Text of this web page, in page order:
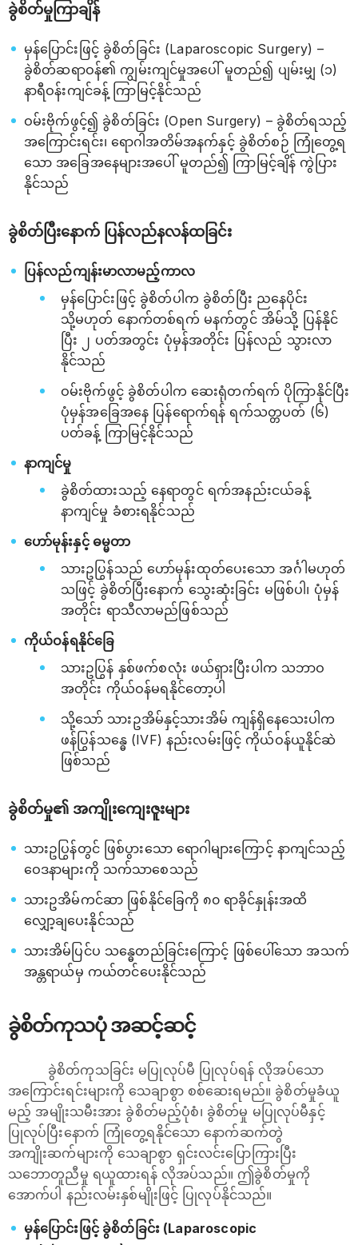
ခွဲစိတ်မှုကြာချိန်
မှန်ပြောင်းဖြင့် ခွဲစိတ်ခြင်း (Laparoscopic Surgery) –
ခွဲစိတ်ဆရာဝန်၏ ကျွမ်းကျင်မှုအပေါ် မူတည်၍ ပျမ်းမျှ (၁)
နာရီဝန်းကျင်ခန့် ကြာမြင့်နိုင်သည်
ဝမ်းဗိုက်ဖွင့်၍ ခွဲစိတ်ခြင်း (Open Surgery) – ခွဲစိတ်ရသည့်
အကြောင်းရင်း၊ ရောဂါအတိမ်အနက်နှင့် ခွဲစိတ်စဉ် ကြုံတွေ့ရ
သော အခြေအနေများအပေါ် မူတည်၍ ကြာမြင့်ချိန် ကွဲပြား
နိုင်သည်
ခွဲစိတ်ပြီးနောက် ပြန်လည်နလန်ထခြင်း
ပြန်လည်ကျန်းမာလာမည့်ကာလ
မှန်ပြောင်းဖြင့် ခွဲစိတ်ပါက ခွဲစိတ်ပြီး ညနေပိုင်း
သို့မဟုတ် နောက်တစ်ရက် မနက်တွင် အိမ်သို့ ပြန်နိုင်
ပြီး ၂ ပတ်အတွင်း ပုံမှန်အတိုင်း ပြန်လည် သွားလာ
နိုင်သည်
ဝမ်းဗိုက်ဖွင့် ခွဲစိတ်ပါက ဆေးရုံတက်ရက် ပိုကြာနိုင်ပြီး
ပုံမှန်အခြေအနေ ပြန်ရောက်ရန် ရက်သတ္တပတ် (၆)
ပတ်ခန့် ကြာမြင့်နိုင်သည်
နာကျင်မှု
ခွဲစိတ်ထားသည့် နေရာတွင် ရက်အနည်းငယ်ခန့်
နာကျင်မှု ခံစားရနိုင်သည်
ဟော်မုန်းနှင့် ဓမ္မတာ
သားဥပြွန်သည် ဟော်မုန်းထုတ်ပေးသော အင်္ဂါမဟုတ်
သဖြင့် ခွဲစိတ်ပြီးနောက် သွေးဆုံးခြင်း မဖြစ်ပါ၊ ပုံမှန်
အတိုင်း ရာသီလာမည်ဖြစ်သည်
ကိုယ်ဝန်ရနိုင်ခြေ
သားဥပြွန် နှစ်ဖက်စလုံး ဖယ်ရှားပြီးပါက သဘာဝ
အတိုင်း ကိုယ်ဝန်မရနိုင်တော့ပါ
သို့သော် သားဥအိမ်နှင့်သားအိမ် ကျန်ရှိနေသေးပါက
ဖန်ပြွန်သန္ဓေ (IVF) နည်းလမ်းဖြင့် ကိုယ်ဝန်ယူနိုင်ဆဲ
ဖြစ်သည်
ခွဲစိတ်မှု၏ အကျိုးကျေးဇူးများ
သားဥပြွန်တွင် ဖြစ်ပွားသော ရောဂါများကြောင့် နာကျင်သည့်
ဝေဒနာများကို သက်သာစေသည်
သားဥအိမ်ကင်ဆာ ဖြစ်နိုင်ခြေကို ၈၀ ရာခိုင်နှုန်းအထိ
လျှော့ချပေးနိုင်သည်
သားအိမ်ပြင်ပ သန္ဓေတည်ခြင်းကြောင့် ဖြစ်ပေါ်သော အသက်
အန္တရာယ်မှ ကယ်တင်ပေးနိုင်သည်
ခွဲစိတ်ကုသပုံ အဆင့်ဆင့်
ခွဲစိတ်ကုသခြင်း မပြုလုပ်မီ ပြုလုပ်ရန် လိုအပ်သော
အကြောင်းရင်းများကို သေချာစွာ စစ်ဆေးရမည်။ ခွဲစိတ်မှုခံယူ
မည့် အမျိုးသမီးအား ခွဲစိတ်မည့်ပုံစံ၊ ခွဲစိတ်မှု မပြုလုပ်မီနှင့်
ပြုလုပ်ပြီးနောက် ကြုံတွေ့ရနိုင်သော နောက်ဆက်တွဲ
အကျိုးဆက်များကို သေချာစွာ ရှင်းလင်းပြောကြားပြီး
သဘောတူညီမှု ရယူထားရန် လိုအပ်သည်။ ဤခွဲစိတ်မှုကို
အောက်ပါ နည်းလမ်းနှစ်မျိုးဖြင့် ပြုလုပ်နိုင်သည်။
မှန်ပြောင်းဖြင့် ခွဲစိတ်ခြင်း (Laparoscopic